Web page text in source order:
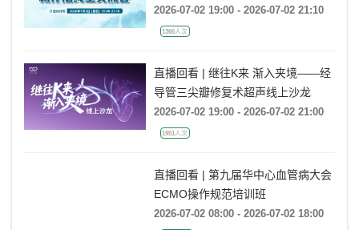
2026-07-02 19:00 - 2026-07-02 21:10
1366人次
直播回看 | 继往K来 渐入夹境——经
导管三尖瓣修复术超声线上沙龙
2026-07-02 19:00 - 2026-07-02 21:00
1951人次
直播回看 | 第九届华中心血管病大会
ECMO操作规范培训班
2026-07-02 08:00 - 2026-07-02 18:00